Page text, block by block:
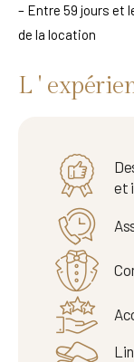
– Entre 59 jours et
de la location
L '
et